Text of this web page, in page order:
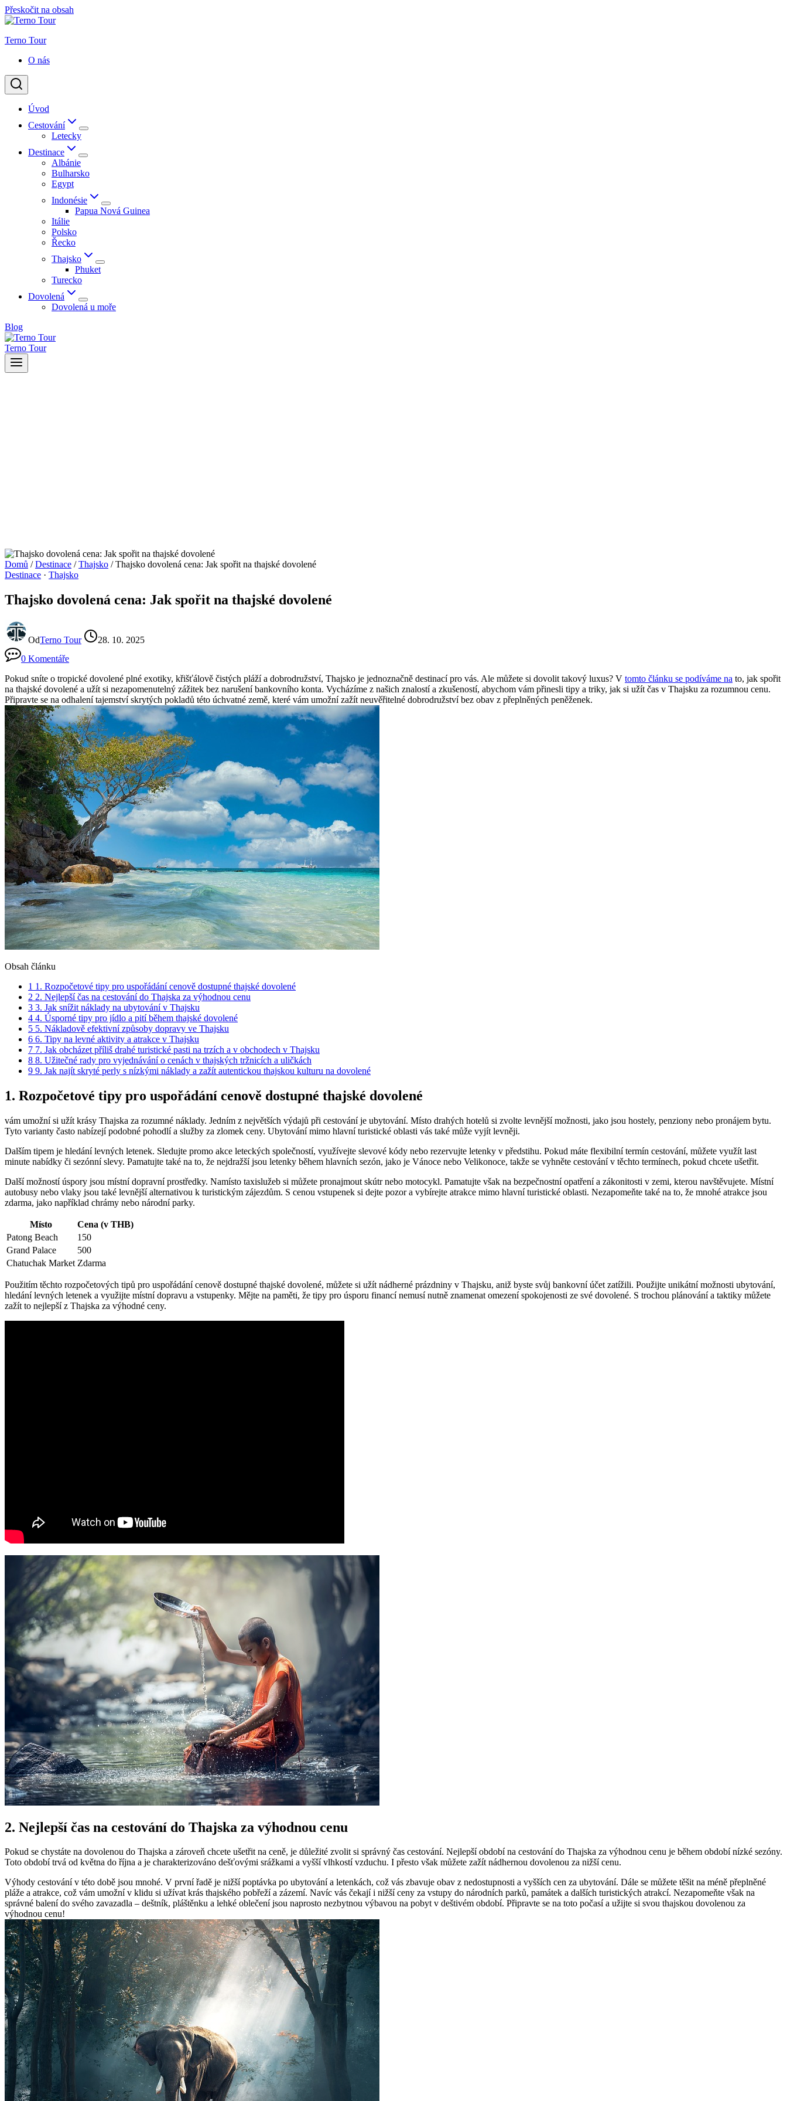
Přeskočit na obsah
Terno Tour
O nás
Úvod
Cestování
Letecky
Destinace
Albánie
Bulharsko
Egypt
Indonésie
Papua Nová Guinea
Itálie
Polsko
Řecko
Thajsko
Phuket
Turecko
Dovolená
Dovolená u moře
Blog
Terno Tour
Domů / Destinace / Thajsko / Thajsko dovolená cena: Jak spořit na thajské dovolené
Destinace · Thajsko
Thajsko dovolená cena: Jak spořit na thajské dovolené
OdTerno Tour
28. 10. 2025
0 Komentáře
Pokud sníte o tropické dovolené plné exotiky, křišťálově čistých pláží a dobrodružství, Thajsko je jednoznačně destinací pro vás. Ale můžete si dovolit takový luxus? V tomto článku se podíváme na to, jak spořit
na thajské dovolené a užít si nezapomenutelný zážitek bez narušení bankovního konta. Vycházíme z našich znalostí a zkušeností, abychom vám přinesli tipy a triky, jak si užít čas v Thajsku za rozumnou cenu.
Připravte se na odhalení tajemství skrytých pokladů této úchvatné země, které vám umožní zažít neuvěřitelné dobrodružství bez obav z přeplněných peněženek.
Obsah článku
1 1. Rozpočetové tipy pro uspořádání cenově dostupné thajské dovolené
2 2. Nejlepší čas na cestování do Thajska za výhodnou cenu
3 3. Jak snížit náklady na ubytování v Thajsku
4 4. Úsporné tipy pro jídlo a pití během thajské dovolené
5 5. Nákladově efektivní způsoby dopravy ve Thajsku
6 6. Tipy na levné aktivity a atrakce v Thajsku
7 7. Jak obcházet příliš drahé turistické pasti na trzích a v obchodech v Thajsku
8 8. Užitečné rady pro vyjednávání o cenách v thajských tržnicích a uličkách
9 9. Jak najít skryté perly s nízkými náklady a zažít autentickou thajskou kulturu na dovolené
1. Rozpočetové tipy pro uspořádání cenově dostupné thajské dovolené
vám umožní si užít krásy Thajska za rozumné náklady. Jedním z největších výdajů při cestování je ubytování. Místo drahých hotelů si zvolte levnější možnosti, jako jsou hostely, penziony nebo pronájem bytu.
Tyto varianty často nabízejí podobné pohodlí a služby za zlomek ceny. Ubytování mimo hlavní turistické oblasti vás také může vyjít levněji.
Dalším tipem je hledání levných letenek. Sledujte promo akce leteckých společností, využívejte slevové kódy nebo rezervujte letenky v předstihu. Pokud máte flexibilní termín cestování, můžete využít last
minute nabídky či sezónní slevy. Pamatujte také na to, že nejdražší jsou letenky během hlavních sezón, jako je Vánoce nebo Velikonoce, takže se vyhněte cestování v těchto termínech, pokud chcete ušetřit.
Další možností úspory jsou místní dopravní prostředky. Namísto taxislužeb si můžete pronajmout skútr nebo motocykl. Pamatujte však na bezpečnostní opatření a zákonitosti v zemi, kterou navštěvujete. Místní
autobusy nebo vlaky jsou také levnější alternativou k turistickým zájezdům. S cenou vstupenek si dejte pozor a vybírejte atrakce mimo hlavní turistické oblasti. Nezapomeňte také na to, že mnohé atrakce jsou
zdarma, jako například chrámy nebo národní parky.
Místo
Cena (v THB)
Patong Beach
150
Grand Palace
500
Chatuchak Market Zdarma
Použitím těchto rozpočetových tipů pro uspořádání cenově dostupné thajské dovolené, můžete si užít nádherné prázdniny v Thajsku, aniž byste svůj bankovní účet zatížili. Použijte unikátní možnosti ubytování,
hledání levných letenek a využijte místní dopravu a vstupenky. Mějte na paměti, že tipy pro úsporu financí nemusí nutně znamenat omezení spokojenosti ze své dovolené. S trochou plánování a taktiky můžete
zažít to nejlepší z Thajska za výhodné ceny.
2. Nejlepší čas na cestování do Thajska za výhodnou cenu
Pokud se chystáte na dovolenou do Thajska a zároveň chcete ušetřit na ceně, je důležité zvolit si správný čas cestování. Nejlepší období na cestování do Thajska za výhodnou cenu je během období nízké sezóny.
Toto období trvá od května do října a je charakterizováno dešťovými srážkami a vyšší vlhkostí vzduchu. I přesto však můžete zažít nádhernou dovolenou za nižší cenu.
Výhody cestování v této době jsou mnohé. V první řadě je nižší poptávka po ubytování a letenkách, což vás zbavuje obav z nedostupnosti a vyšších cen za ubytování. Dále se můžete těšit na méně přeplněné
pláže a atrakce, což vám umožní v klidu si užívat krás thajského pobřeží a zázemí. Navíc vás čekají i nižší ceny za vstupy do národních parků, památek a dalších turistických atrakcí. Nezapomeňte však na
správné balení do svého zavazadla – deštník, pláštěnku a lehké oblečení jsou naprosto nezbytnou výbavou na pobyt v deštivém období. Připravte se na toto počasí a užijte si svou thajskou dovolenou za
výhodnou cenu!